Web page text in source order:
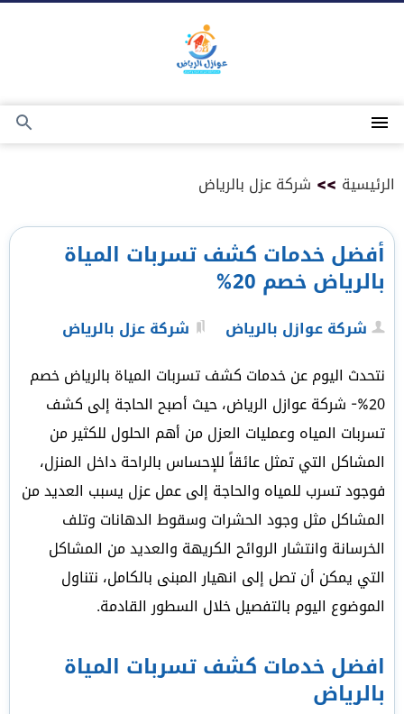
القائمة
بحث
الرئيسية >> شركة عزل بالرياض
أفضل خدمات كشف تسربات المياة
بالرياض خصم 20%
شركة عوازل بالرياض
شركة عزل بالرياض
نتحدث اليوم عن خدمات كشف تسربات المياة بالرياض خصم
20%- شركة عوازل الرياض، حيث أصبح الحاجة إلى كشف
تسربات المياه وعمليات العزل من أهم الحلول للكثير من
المشاكل التي تمثل عائقاً للإحساس بالراحة داخل المنزل،
فوجود تسرب للمياه والحاجة إلى عمل عزل يسبب العديد من
المشاكل مثل وجود الحشرات وسقوط الدهانات وتلف
الخرسانة وانتشار الروائح الكريهة والعديد من المشاكل
التي يمكن أن تصل إلى انهيار المبنى بالكامل، نتناول
الموضوع اليوم بالتفصيل خلال السطور القادمة.
افضل خدمات كشف تسربات المياة
بالرياض